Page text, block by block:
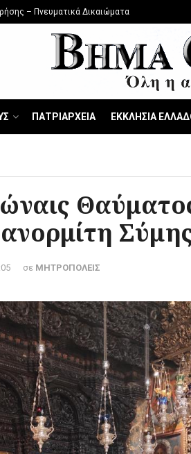
– Πνευματικά Δικαιώματα
ΠΑΤΡΙΑΡΧΕΙΑ ΕΚΚΛΗΣΙΑ
σε ΜΗΤΡΟΠΟΛΕΙΣ